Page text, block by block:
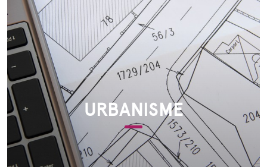
URBANISME